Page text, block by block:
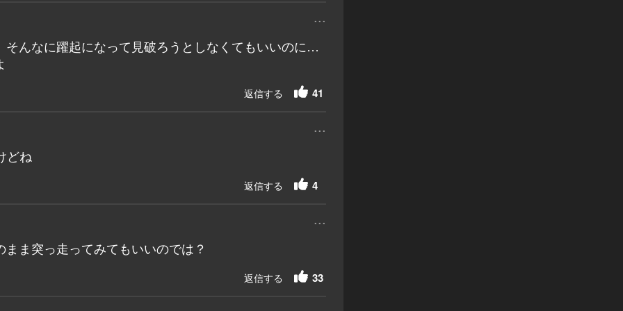
...
んなに躍起になって見破ろうとしなくてもいいのに…
41
返信する
...
どね
4
返信する
...
ま突っ走ってみてもいいのでは？
33
返信する